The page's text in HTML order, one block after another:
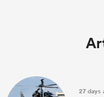
27 days